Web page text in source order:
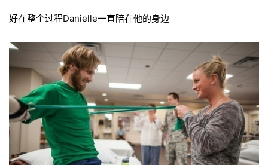
好在整个过程Danielle一直陪在他的身边